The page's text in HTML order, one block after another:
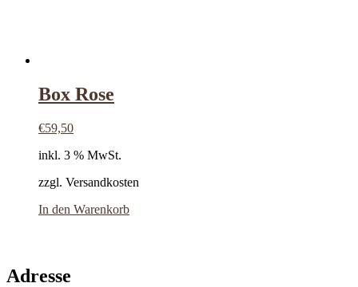
Box Rose
€59,50
inkl. 3 % MwSt.
zzgl. Versandkosten
In den Warenkorb
Adresse